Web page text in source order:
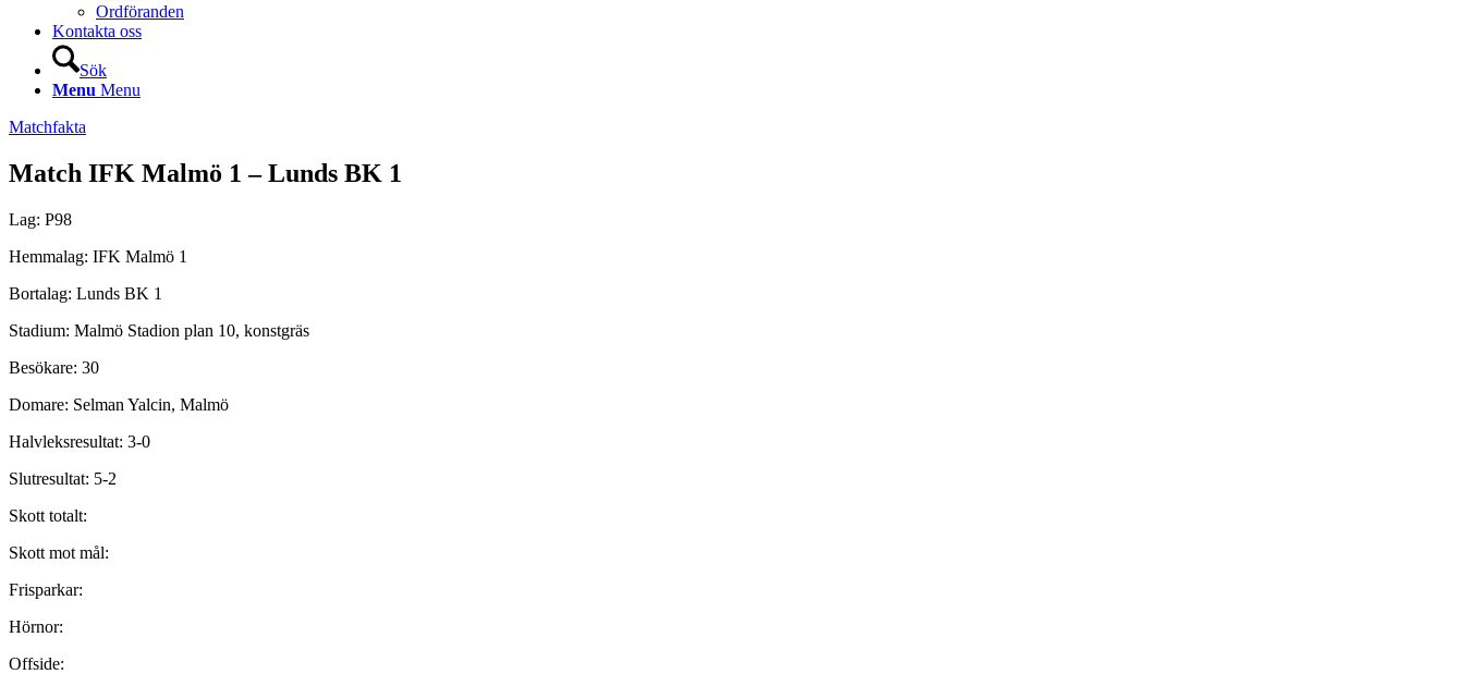
Ordföranden
Kontakta oss
Sök
Menu Menu
Matchfakta
Match IFK Malmö 1 – Lunds BK 1
Lag: P98
Hemmalag: IFK Malmö 1
Bortalag: Lunds BK 1
Stadium: Malmö Stadion plan 10, konstgräs
Besökare: 30
Domare: Selman Yalcin, Malmö
Halvleksresultat: 3-0
Slutresultat: 5-2
Skott totalt:
Skott mot mål:
Frisparkar:
Hörnor:
Offside: